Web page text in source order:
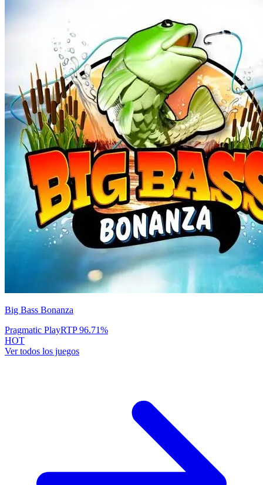
Big Bass Bonanza
Pragmatic PlayRTP96.71%
HOT
Ver todos los juegos